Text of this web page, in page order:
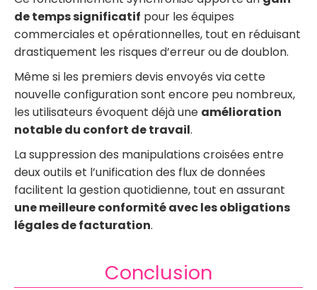
de temps significatif pour les équipes
commerciales et opérationnelles, tout en réduisant
drastiquement les risques d’erreur ou de doublon.
Même si les premiers devis envoyés via cette
nouvelle configuration sont encore peu nombreux,
les utilisateurs évoquent déjà une amélioration
notable du confort de travail.
La suppression des manipulations croisées entre
deux outils et l’unification des flux de données
facilitent la gestion quotidienne, tout en assurant
une meilleure conformité avec les obligations
légales de facturation.
Conclusion